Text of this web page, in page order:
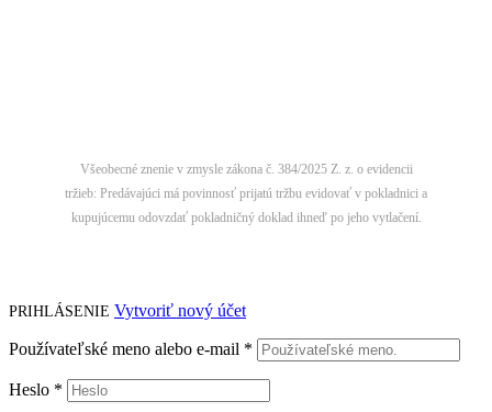
Všeobecné znenie v zmysle zákona č. 384/2025 Z. z. o evidencii
tržieb: Predávajúci má povinnosť prijatú tržbu evidovať v pokladnici a
kupujúcemu odovzdať pokladničný doklad ihneď po jeho vytlačení.
PRIHLÁSENIE Vytvoriť nový účet
Používateľské meno alebo e-mail *
Heslo *